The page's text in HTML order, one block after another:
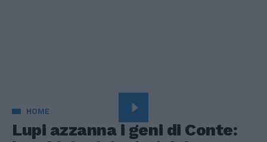
HOME
Lupi azzanna i geni di Conte: